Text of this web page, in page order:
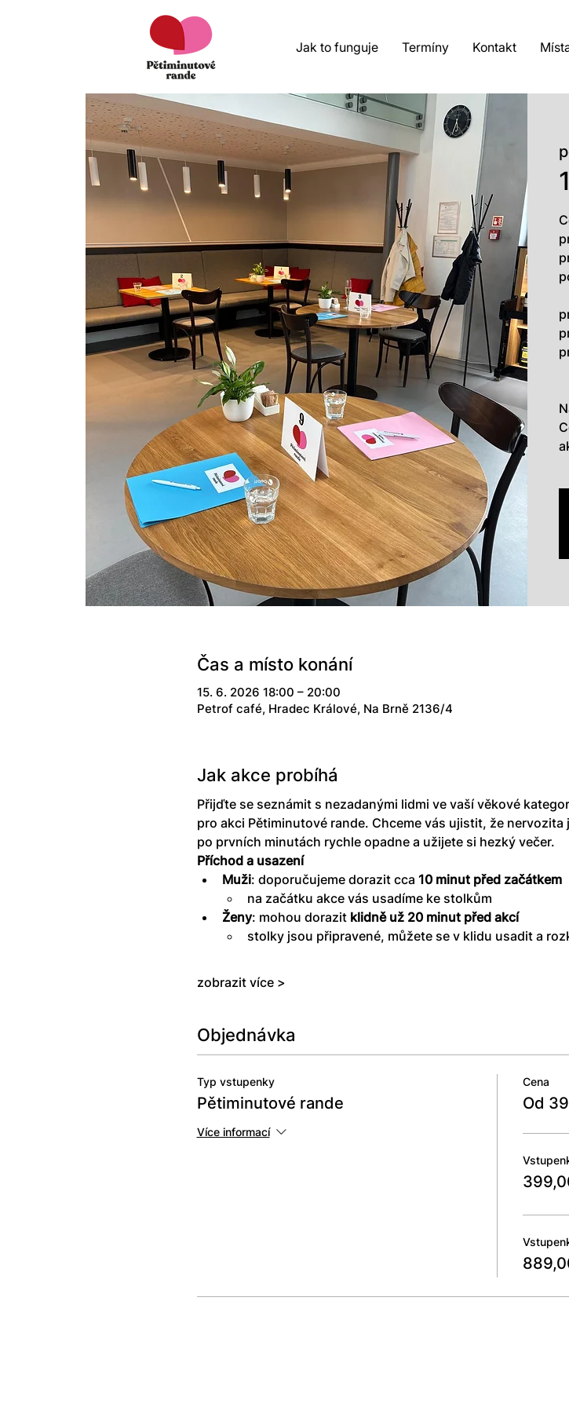
Jak to funguje Termíny Kontakt
Čas a místo konání
15. 6. 2026 18:00 – 20:00
Petrof café, Hradec Králové, Na Brně 2136/4
Jak akce probíhá
Přijďte se seznámit s nezadanými lidmi ve vaší věkové
pro akci Pětiminutové rande. Chceme vás ujistit, že nervozita
po prvních minutách rychle opadne a užijete si hezký večer.
Příchod a usazení
Muži: doporučujeme dorazit cca 10 minut před začátkem
na začátku akce vás usadíme ke stolkům
Ženy: mohou dorazit klidně už 20 minut před akcí
stolky jsou připravené, můžete se v klidu usadit a
zobrazit více >
Objednávka
Typ vstupenky
Pětiminutové rande
Více informací
Cena
Od